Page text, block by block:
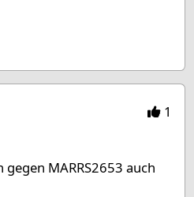
'25 1
MARRS2653 auch